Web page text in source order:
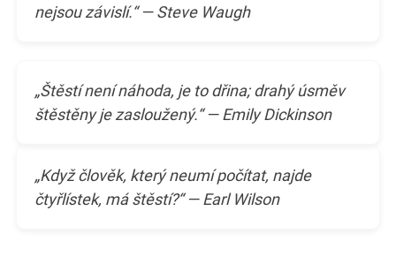
nejsou závislí.“ — Steve Waugh
„Štěstí není náhoda, je to dřina; drahý úsměv
štěstěny je zasloužený.“ — Emily Dickinson
„Když člověk, který neumí počítat, najde
čtyřlístek, má štěstí?“ — Earl Wilson